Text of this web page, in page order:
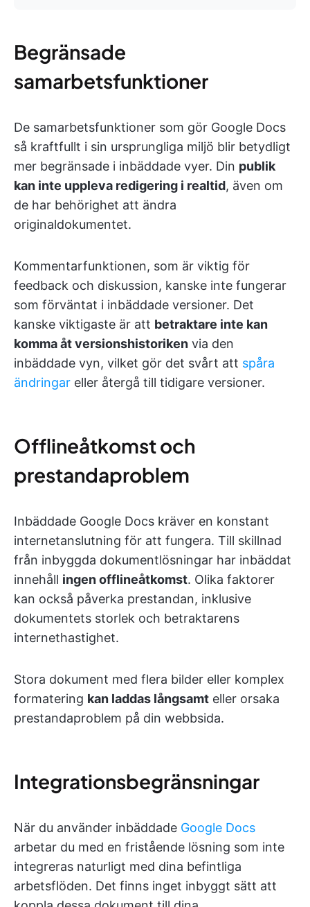
Begränsade
samarbetsfunktioner
De samarbetsfunktioner som gör Google Docs
så kraftfullt i sin ursprungliga miljö blir betydligt
mer begränsade i inbäddade vyer. Din publik
kan inte uppleva redigering i realtid, även om
de har behörighet att ändra
originaldokumentet.
Kommentarfunktionen, som är viktig för
feedback och diskussion, kanske inte fungerar
som förväntat i inbäddade versioner. Det
kanske viktigaste är att betraktare inte kan
komma åt versionshistoriken via den
inbäddade vyn, vilket gör det svårt att spåra
ändringar eller återgå till tidigare versioner.
Offlineåtkomst och
prestandaproblem
Inbäddade Google Docs kräver en konstant
internetanslutning för att fungera. Till skillnad
från inbyggda dokumentlösningar har inbäddat
innehåll ingen offlineåtkomst. Olika faktorer
kan också påverka prestandan, inklusive
dokumentets storlek och betraktarens
internethastighet.
Stora dokument med flera bilder eller komplex
formatering kan laddas långsamt eller orsaka
prestandaproblem på din webbsida.
Integrationsbegränsningar
När du använder inbäddade Google Docs
arbetar du med en fristående lösning som inte
integreras naturligt med dina befintliga
arbetsflöden. Det finns inget inbyggt sätt att